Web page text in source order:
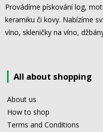
Provádíme pískování log,
keramiku či kovy. Nabízíme
víno, skleničky na víno,
All about shopping
About us
How to shop
Terms and Conditions